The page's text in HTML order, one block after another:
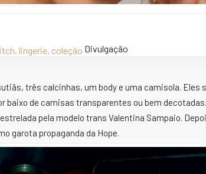
Divulgação
três calcinhas, um body e uma camisola. Eles
baixo de camisas transparentes ou bem
pela modelo trans Valentina Sampaio.
garota propaganda da Hope.